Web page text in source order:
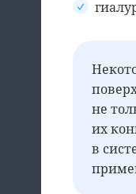
не
их
в